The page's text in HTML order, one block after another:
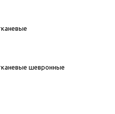
шевронные